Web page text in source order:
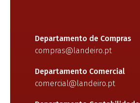
Departamento de Compras
compras@landeiro.pt
Departamento Comercial
comercial@landeiro.pt